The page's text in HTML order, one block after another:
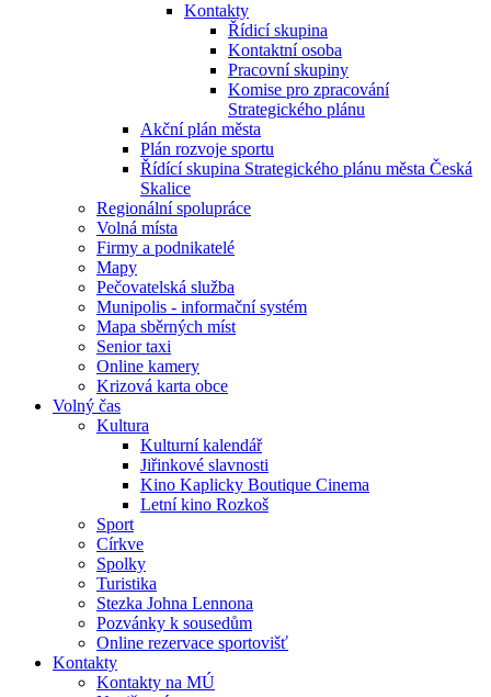
Kontakty
Řídicí skupina
Kontaktní osoba
Pracovní skupiny
Komise pro zpracování
Strategického plánu
Akční plán města
Plán rozvoje sportu
Řídící skupina Strategického plánu města Česká
Skalice
Regionální spolupráce
Volná místa
Firmy a podnikatelé
Mapy
Pečovatelská služba
Munipolis - informační systém
Mapa sběrných míst
Senior taxi
Online kamery
Krizová karta obce
Volný čas
Kultura
Kulturní kalendář
Jiřinkové slavnosti
Kino Kaplicky Boutique Cinema
Letní kino Rozkoš
Sport
Církve
Spolky
Turistika
Stezka Johna Lennona
Pozvánky k sousedům
Online rezervace sportovišť
Kontakty
Kontakty na MÚ